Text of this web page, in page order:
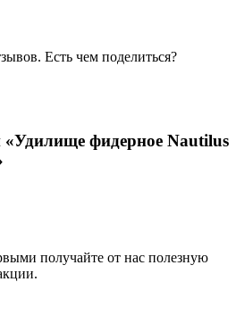
Есть чем поделиться?
фидерное Nautilus
получайте от нас полезную